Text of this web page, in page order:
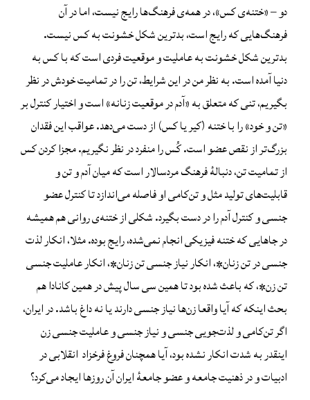
دو – «ختنه‌ی کس»، در همه‌ی فرهنگ‌ها رایج نیست، اما در آن
فرهنگ‌هایی که رایج است، بدترین شکل خشونت به کس نیست.
بدترین شکل خشونت به عاملیت و موقعیت فردی است که با کس به
دنیا آمده است. به نظر من در این شرایط، تن را در تمامیت خودش در نظر
بگیریم، تنی که متعلق به «آدم در موقعیت زنانه» است و اختیار کنترل بر
«تن و خود» را با ختنه (کیر یا کس) از دست می‌دهد. عواقب این فقدان
بزرگ‌تر از نقص عضو است. کُس را منفرد در نظر نگیریم. مجزا کردن کس
از تمامیت تن، دنبالهٔ فرهنگ مردسالار است که میان آدم و تن و
قابلیت‌های تولید مثل و تن‌کامی او فاصله می‌اندازد تا کنترل عضو
جنسی و کنترل آدم را در دست بگیرد. شکلی از ختنه‌ی روانی هم همیشه
در جاهایی که ختنه فیزیکی انجام نمی‌شده، رایج بوده. مثلا، انکار لذت
جنسی در تن زنان*، انکار نیاز جنسی تن زنان*، انکار عاملیت جنسی
تن زن*، که باعث شده بود تا همین سی سال پیش در همین کانادا هم
بحث اینکه که آیا واقعا زن‌ها نیاز جنسی دارند یا نه داغ باشد. در ایران،
اگر تن‌کامی و لذت‌جویی جنسی و نیاز جنسی و عاملیت جنسی زن‌
اینقدر به شدت انکار نشده بود، آیا همچنان فروغ فرخزاد انقلابی در
ادبیات و در ذهنیت جامعه‌ و عضو جامعهٔ ایران آن روزها ایجاد می‌کرد؟